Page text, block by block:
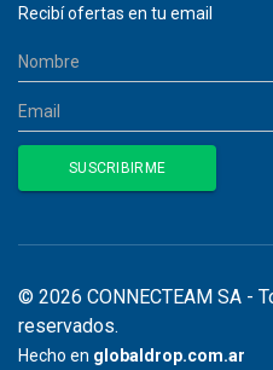
Recibí ofertas en tu email
© 2026 CONNECTEAM SA -
reservados.
Hecho en globaldrop.com.ar